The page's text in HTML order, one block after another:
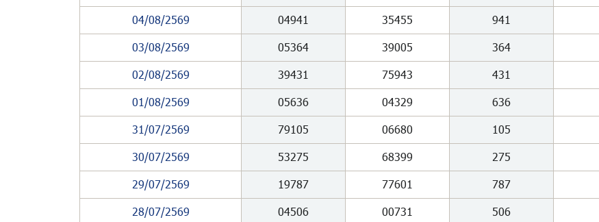
04/08/2569
04941 35455 941
03/08/2569
05364 39005 364
02/08/2569
39431 75943 431
01/08/2569
05636 04329 636
31/07/2569
79105 06680 105
30/07/2569
53275 68399 275
29/07/2569
19787 77601 787
28/07/2569
04506 00731 506